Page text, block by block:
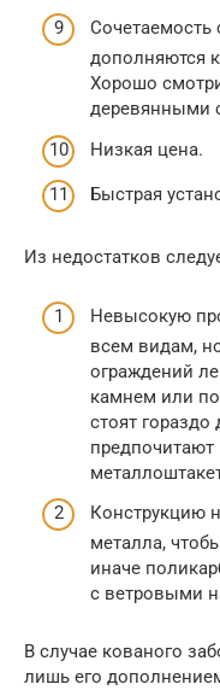
Сочетаемость
дополняются
Хорошо
деревянными
Низкая цена.
Быстрая
Из недостатков
Невысокую
всем видам,
ограждений
камнем или
стоят
Конструкцию
металла,
иначе
с ветровыми
В случае кованого
лишь его